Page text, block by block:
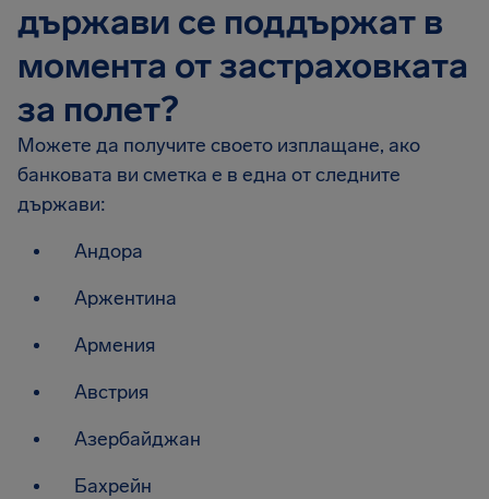
държави се поддържат в
момента от застраховката
за полет?
Можете да получите своето изплащане, ако
банковата ви сметка е в една от следните
държави:
Андора
Аржентина
Армения
Австрия
Азербайджан
Бахрейн